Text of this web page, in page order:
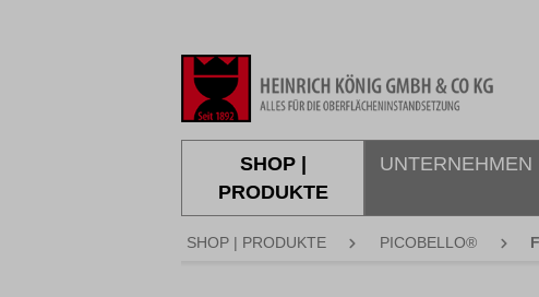
SHOP |
PRODUKTE
UNTERNEHMEN
SHOP | PRODUKTE PICOBELLO®